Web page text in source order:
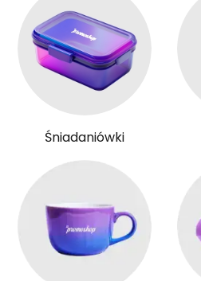
Śniadaniówki